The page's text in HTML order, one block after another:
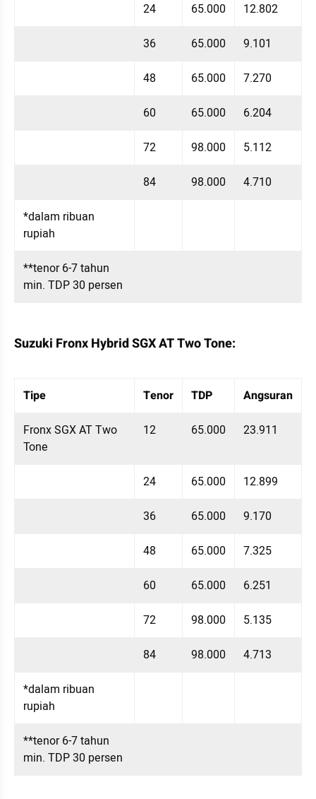
24 65.000 12.802
36 65.000 9.101
48 65.000 7.270
60 65.000 6.204
72 98.000 5.112
84 98.000 4.710
*dalam ribuan
rupiah
**tenor 6-7 tahun
min. TDP 30 persen
Suzuki Fronx Hybrid SGX AT Two Tone:
Tipe Tenor TDP Angsuran
Fronx SGX AT Two
Tone
12 65.000 23.911
24 65.000 12.899
36 65.000 9.170
48 65.000 7.325
60 65.000 6.251
72 98.000 5.135
84 98.000 4.713
*dalam ribuan
rupiah
**tenor 6-7 tahun
min. TDP 30 persen